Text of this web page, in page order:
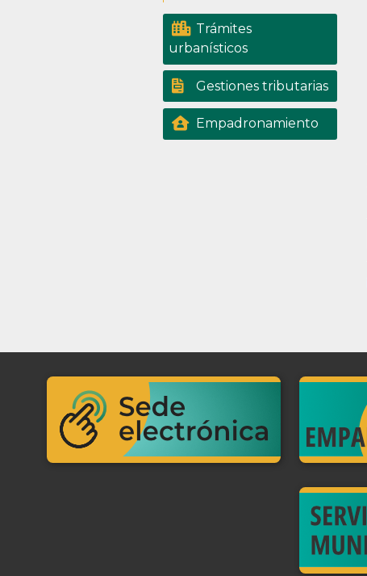
Trámites
urbanísticos
Gestiones tributarias
Empadronamiento